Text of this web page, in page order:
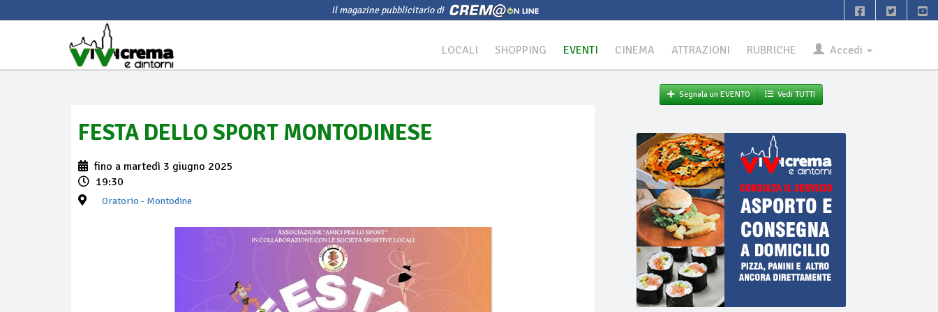
il magazine pubblicitario di
LOCALI SHOPPING EVENTI CINEMA ATTRAZIONI RUBRICHE Accedi
FESTA DELLO SPORT MONTODINESE
fino a martedì 3 giugno 2025
19:30
Oratorio - Montodine
Segnala un EVENTO Vedi TUTTI